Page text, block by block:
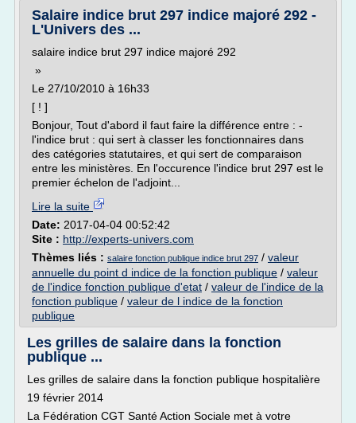
Salaire indice brut 297 indice majoré 292 -
L'Univers des ...
salaire indice brut 297 indice majoré 292
»
Le 27/10/2010 à 16h33
[ ! ]
Bonjour, Tout d'abord il faut faire la différence entre : -
l'indice brut : qui sert à classer les fonctionnaires dans
des catégories statutaires, et qui sert de comparaison
entre les ministères. En l'occurence l'indice brut 297 est le
premier échelon de l'adjoint...
Lire la suite
Date: 2017-04-04 00:52:42
Site : http://experts-univers.com
Thèmes liés : salaire fonction publique indice brut 297 / valeur
annuelle du point d indice de la fonction publique / valeur
de l'indice fonction publique d'etat / valeur de l'indice de la
fonction publique / valeur de l indice de la fonction
publique
Les grilles de salaire dans la fonction
publique ...
Les grilles de salaire dans la fonction publique hospitalière
19 février 2014
La Fédération CGT Santé Action Sociale met à votre